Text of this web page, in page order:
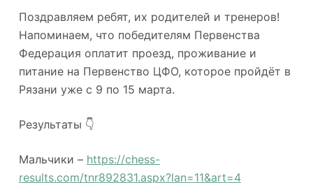
Поздравляем ребят, их родителей и тренеров!
Напоминаем, что победителям Первенства
Федерация оплатит проезд, проживание и
питание на Первенство ЦФО, которое пройдёт в
Рязани уже с 9 по 15 марта.
Результаты 👇
Мальчики – https://chess-
results.com/tnr892831.aspx?lan=11&art=4